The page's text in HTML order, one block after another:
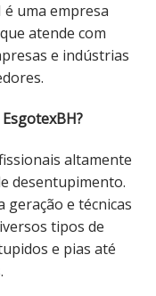
uma empresa
atende com
e indústrias
EsgotexBH?
altamente
desentupimento.
e técnicas
tipos de
e pias até